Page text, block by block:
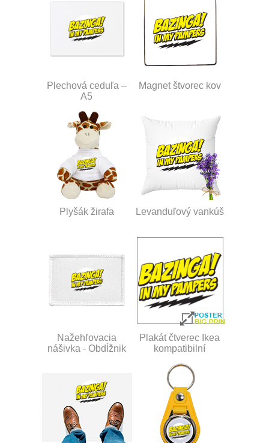
Plechová ceduľa –
A5
Magnet štvorec kov
Plyšák žirafa Levanduľový vankúš
Nažehľovacia
nášivka - Obdĺžnik
Plakát čtverec Ikea
kompatibilní